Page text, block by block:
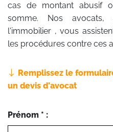
cas de montant abusif
somme. Nos
l'immobilier , vous
les procédures contre ces
Remplissez le
un devis d'avocat
Prénom * :